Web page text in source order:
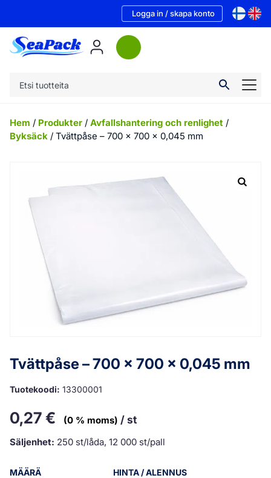
Logga in / skapa konto
Hem / Produkter / Avfallshantering och renlighet /
Byksäck / Tvättpåse – 700 x 700 x 0,045 mm
Tvättpåse – 700 x 700 x 0,045 mm
Tuotekoodi: 13300001
0,27€ (0 % moms) / st
Säljenhet: 250 st/låda, 12 000 st/pall
MÄÄRÄ HINTA / ALENNUS